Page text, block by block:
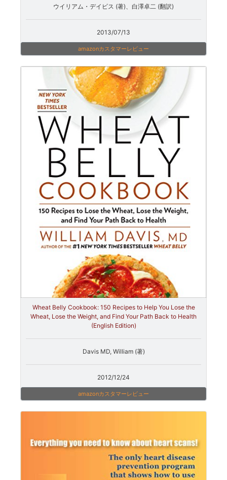
ウイリアム・デイビス (著)、白澤卓二 (翻訳)
2013/07/13
amazonカスタマーレビュー
Wheat Belly Cookbook: 150 Recipes to Help You Lose the
Wheat, Lose the Weight, and Find Your Path Back to Health
(English Edition)
Davis MD, William (著)
2012/12/24
amazonカスタマーレビュー